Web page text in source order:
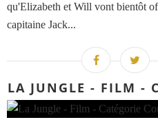
qu'Elizabeth et Will vont bientôt
capitaine Jack...
LA JUNGLE - FILM -